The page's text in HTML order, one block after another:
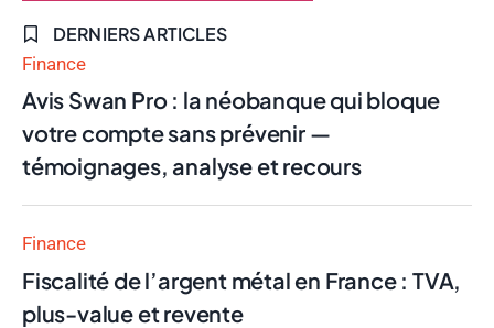
DERNIERS ARTICLES
Finance
Avis Swan Pro : la néobanque qui bloque
votre compte sans prévenir —
témoignages, analyse et recours
Finance
Fiscalité de l’argent métal en France : TVA,
plus-value et revente